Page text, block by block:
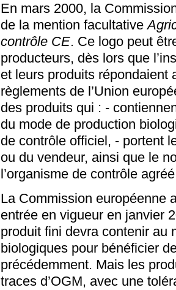
En mars 2000, la
de la mention facultative
contrôle CE. Ce logo peut
producteurs, dès lors que
et leurs produits répondaient
règlements de l’Union
des produits qui : -
du mode de production
de contrôle officiel, - portent
ou du vendeur, ainsi que le
l’organisme de contrôle
La Commission européenne
entrée en vigueur en janvier
produit fini devra contenir au
biologiques pour bénéficier
précédemment. Mais les
traces d’OGM, avec une